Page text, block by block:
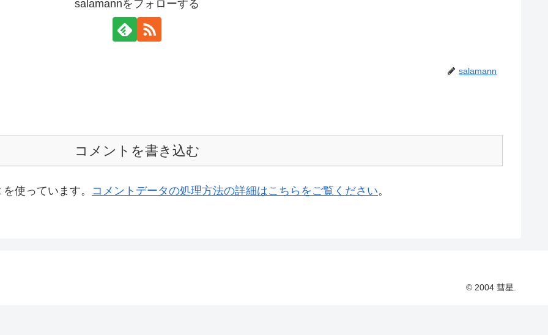
salamannをフォローする
salamann
コメントを書き込む
使っています。 コメントデータの処理方法の詳細はこちらをご覧ください。
© 2004 彗星.